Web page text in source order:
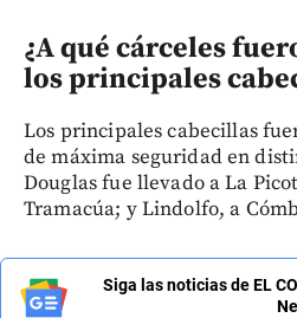
¿A qué cárceles
los principales
Los principales cabecillas
de máxima seguridad en
Douglas fue llevado a La
Tramacúa; y Lindolfo, a
Siga las noticias de EL